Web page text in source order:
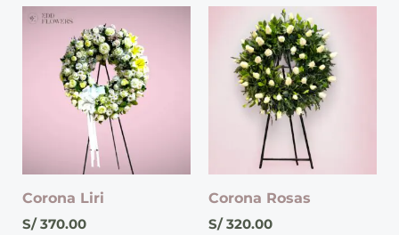
Corona Liri
S/370.00
Corona Rosas
S/320.00